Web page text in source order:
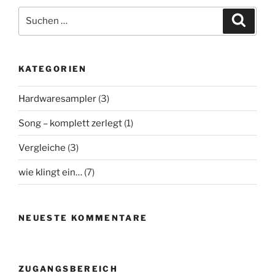
nach:
KATEGORIEN
Hardwaresampler (3)
Song – komplett zerlegt (1)
Vergleiche (3)
wie klingt ein… (7)
NEUESTE KOMMENTARE
ZUGANGSBEREICH